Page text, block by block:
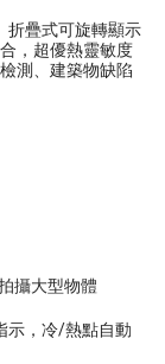
折疊式可旋轉顯示
，超優熱靈敏度
測、建築物缺陷
攝大型物體
示，冷/熱點自動